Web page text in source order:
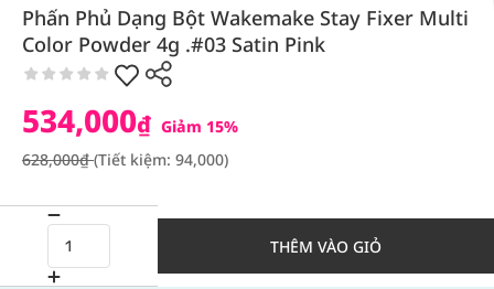
Phấn Phủ Dạng Bột Wakemake Stay Fixer Multi
Color Powder 4g .#03 Satin Pink
534,000₫ Giảm 15%
628,000₫(Tiết kiệm: 94,000)
THÊM VÀO GIỎ